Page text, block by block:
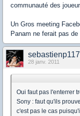
communauté des
Un Gros meeting
Panam ne ferait pas de
28 janv. 2011
Oui faut pas l'enterrer
Sony : faut qu'ils
c'est pas le cas